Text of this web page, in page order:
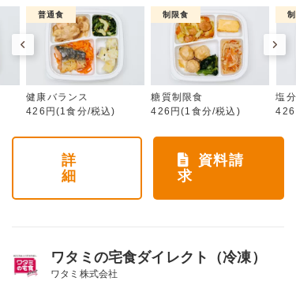
普通食
健康バランス
426円(1食分/税込)
制限食
糖質制限食
426円(1食分/税込)
塩
詳
細
資料請
求
ワタミの宅食ダイレクト（冷凍）
ワタミ株式会社